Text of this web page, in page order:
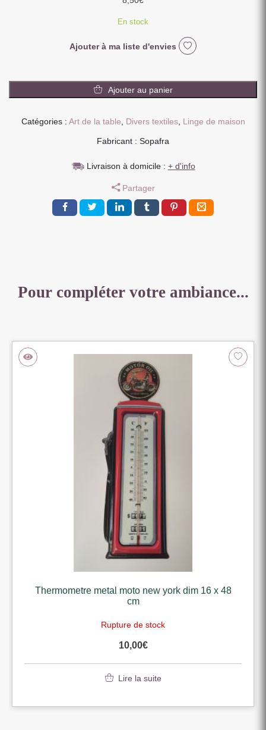
En stock
Ajouter à ma liste d'envies
de
TORCHON
APPETIT
BLANC
50X70
Ajouter au panier
Catégories : Art de la table Divers textiles, Linge de maison
Fabricant : Sopafra
Livraison à domicile : + d'info
Partager
Pour compléter votre ambiance...
Thermometre metal moto new york dim 16 x 48
cm
Rupture de stock
10,00€
Lire la suite